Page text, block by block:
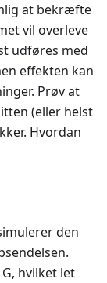
at bekræfte
vil overleve
udføres med
effekten kan
Prøv at
(eller helst
Hvordan
den
hvilket let